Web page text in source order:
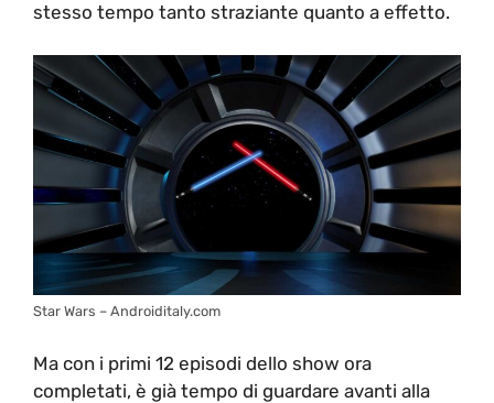
stesso tempo tanto straziante quanto a effetto.
Star Wars – Androiditaly.com
Ma con i primi 12 episodi dello show ora
completati, è già tempo di guardare avanti alla